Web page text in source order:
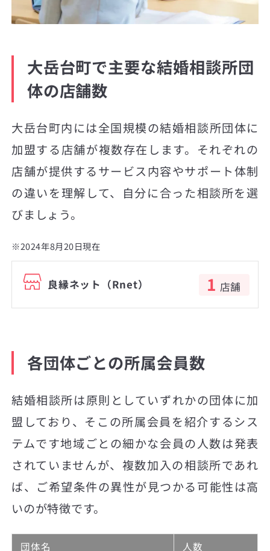
大岳台町で主要な結婚相談所団
体の店舗数
大岳台町内には全国規模の結婚相談所団体に
加盟する店舗が複数存在します。それぞれの
店舗が提供するサービス内容やサポート体制
の違いを理解して、自分に合った相談所を選
びましょう。
※2024年8月20日現在
良縁ネット（Rnet） 1 店舗
各団体ごとの所属会員数
結婚相談所は原則としていずれかの団体に加
盟しており、そこの所属会員を紹介するシス
テムです地域ごとの細かな会員の人数は発表
されていませんが、複数加入の相談所であれ
ば、ご希望条件の異性が見つかる可能性は高
いのが特徴です。
団体名
人数